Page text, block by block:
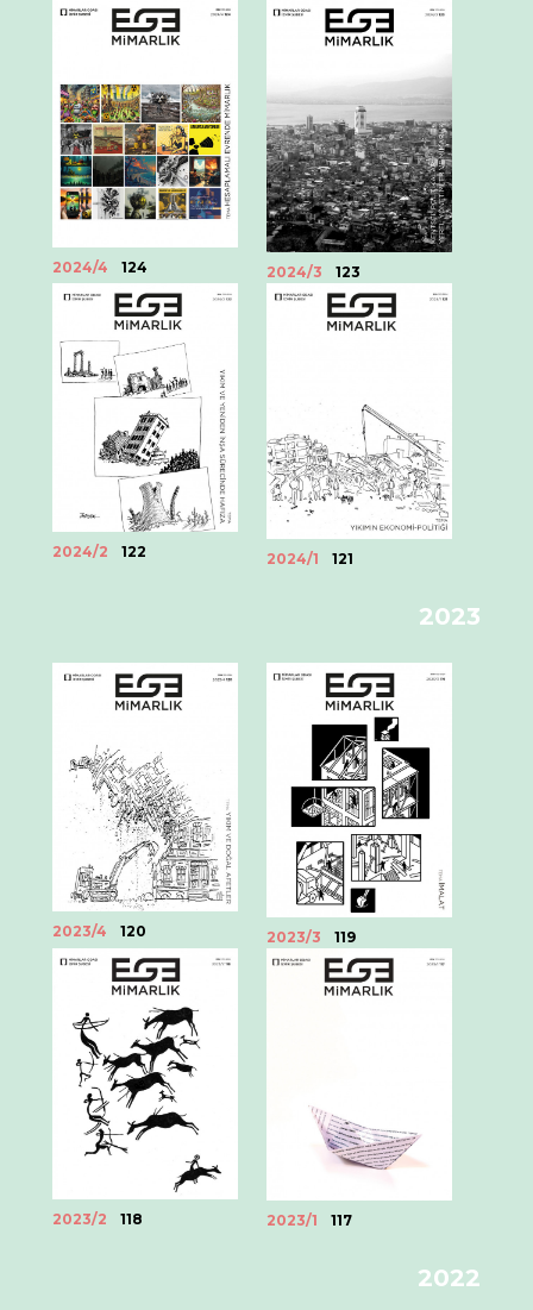
2022
2023
2023/4 120 2023/3 119
2023/2 118 2023/1 117
2024/4 124 2024/3 123
2024/2 122 2024/1 121